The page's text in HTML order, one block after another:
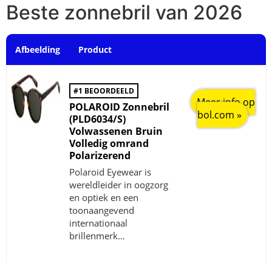
Beste zonnebril van 2026
Afbeelding Product
#1 BEOORDEELD
POLAROID Zonnebril
(PLD6034/S)
Volwassenen Bruin
Volledig omrand
Polarizerend
Polaroid Eyewear is
wereldleider in oogzorg
en optiek en een
toonaangevend
internationaal
brillenmerk…
Meer info op
bol.com »